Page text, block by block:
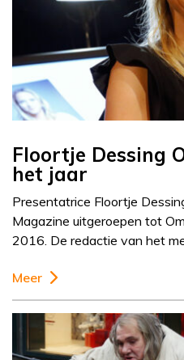
Floortje Dessing
het jaar
Presentatrice Floortje
Magazine uitgeroepen tot
2016. De redactie van het
Meer